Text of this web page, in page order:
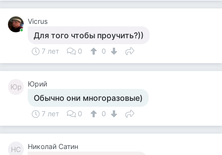
Vicrus
Для того чтобы проучить?))
7 лет 0 0
Юр Юрий
Обычно они многоразовые)
7 лет 0 0
НС Николай Сатин